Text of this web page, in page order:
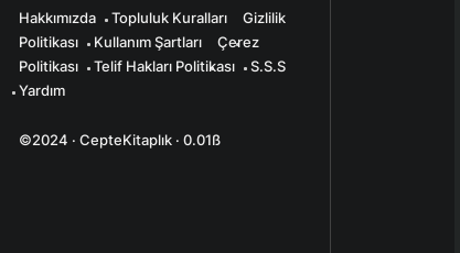
Hakkımızda Topluluk Kuralları
Gizlilik
Politikası
Kullanım Şartları
Çerez
Politikası
Telif Hakları Politikası
S.S.S
Yardım
©2024 · CepteKitaplık · 0.01ß